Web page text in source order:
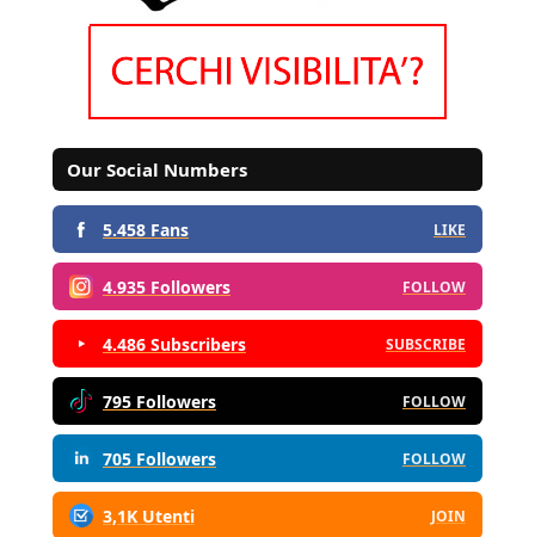
Our Social Numbers
5.458 Fans LIKE
4.935 Followers FOLLOW
4.486 Subscribers SUBSCRIBE
795 Followers FOLLOW
705 Followers FOLLOW
3,1K Utenti JOIN